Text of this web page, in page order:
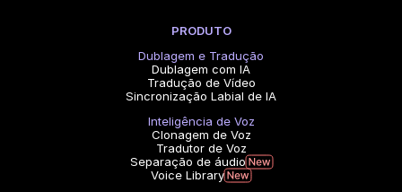
PRODUTO
Dublagem e Tradução
Dublagem com IA
Tradução de Vídeo
Sincronização Labial de IA
Inteligência de Voz
Clonagem de Voz
Tradutor de Voz
Separação de áudio
Voice Library